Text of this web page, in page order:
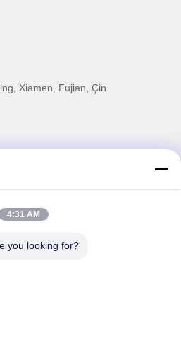
Xiamen, Fujian, Çin
bültenimize abone olun.
4:31 AM
you looking for?